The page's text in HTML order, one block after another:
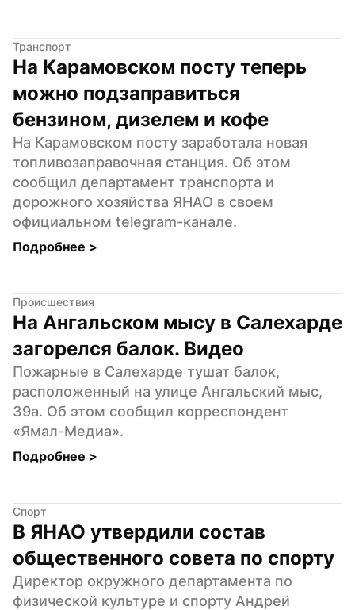
Транспорт
На Карамовском посту теперь
можно подзаправиться
бензином, дизелем и кофе
На Карамовском посту заработала новая
топливозаправочная станция. Об этом
сообщил департамент транспорта и
дорожного хозяйства ЯНАО в своем
официальном telegram-канале.
Подробнее >
Происшествия
На Ангальском мысу в Салехарде
загорелся балок. Видео
Пожарные в Салехарде тушат балок,
расположенный на улице Ангальский мыс,
39а. Об этом сообщил корреспондент
«Ямал-Медиа».
Подробнее >
Спорт
В ЯНАО утвердили состав
общественного совета по спорту
Директор окружного департамента по
физической культуре и спорту Андрей